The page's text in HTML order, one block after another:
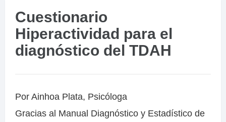
Cuestionario
Hiperactividad para el
diagnóstico del TDAH
Por Ainhoa Plata, Psicóloga
Gracias al Manual Diagnóstico y Estadístico de